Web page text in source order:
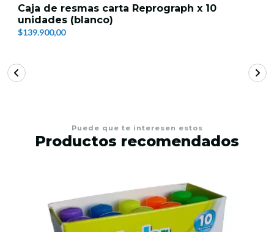
Caja de resmas carta Reprograph x 10
unidades (blanco)
$139.900,00
Puede que te interesen estos
Productos recomendados